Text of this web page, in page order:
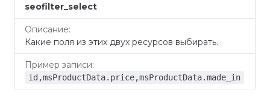
seofilter_select
Какие поля из этих двух ресурсов выбирать.
id,msProductData.price,msProductData.made_in